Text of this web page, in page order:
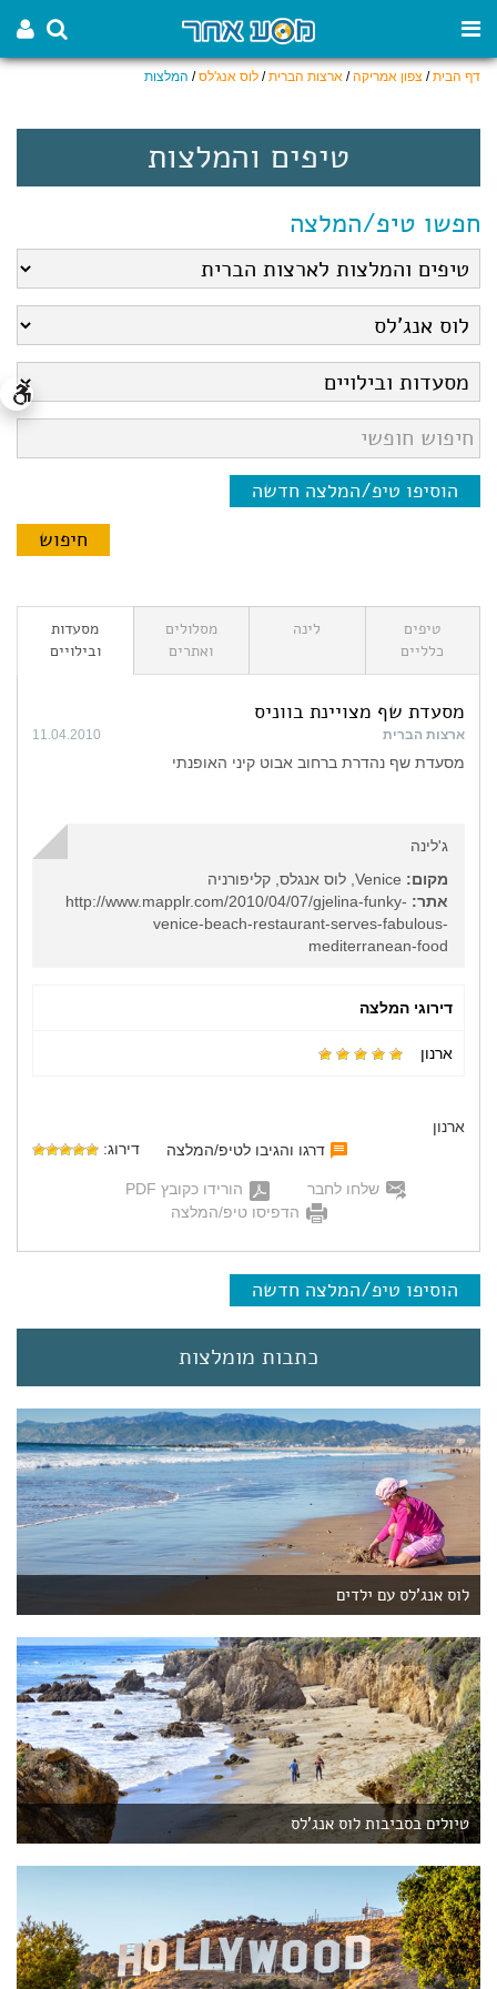
דף הבית/ צפון אמריקה/ ארצות הברית/ לוס אנג'לס/ המלצות
טיפים והמלצות
חפשו טיפ/המלצה
הוסיפו טיפ/המלצה חדשה
טיפים
כלליים
לינה
מסלולים
ואתרים
מסעדות
ובילויים
מסעדת שף מצויינת בווניס
ארצות הברית 11.04.2010
מסעדת שף נהדרת ברחוב אבוט קיני האופנתי
ג'לינה
מקום:
אתר: http://www.mapplr.com/2010/04/07/gjelina-funky-
venice-beach-restaurant-serves-fabulous-
mediterranean-food
דירוגי המלצה
ארנון
ארנון
דרגו והגיבו לטיפ/המלצה
דירוג:
שלחו לחבר
הורידו כקובץ PDF
הדפיסו טיפ/המלצה
הוסיפו טיפ/המלצה חדשה
כתבות מומלצות
לוס אנג'לס עם ילדים
טיולים בסביבות לוס אנג'לס